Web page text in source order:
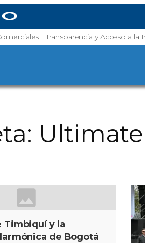
Transparencia y Acceso a la
Ultimate
Timbiquí y la
de Bogotá